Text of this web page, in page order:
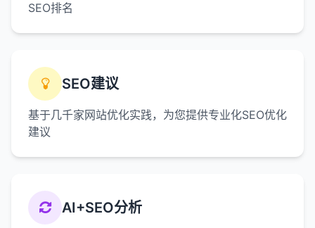
SEO排名
SEO建议
基于几千家网站优化实践，为您提供专业化SEO优化
建议
AI+SEO分析